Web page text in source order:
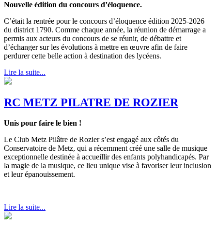
Nouvelle édition du concours d’éloquence.
C’était la rentrée pour le concours d’éloquence édition 2025-2026
du district 1790. Comme chaque année, la réunion de démarrage a
permis aux acteurs du concours de se réunir, de débattre et
d’échanger sur les évolutions à mettre en œuvre afin de faire
perdurer cette belle action à destination des lycéens.
Lire la suite...
RC METZ PILATRE DE ROZIER
Unis pour faire le bien !
Le Club Metz Pilâtre de Rozier s’est engagé aux côtés du
Conservatoire de Metz, qui a récemment créé une salle de musique
exceptionnelle destinée à accueillir des enfants polyhandicapés. Par
la magie de la musique, ce lieu unique vise à favoriser leur inclusion
et leur épanouissement.
Lire la suite...